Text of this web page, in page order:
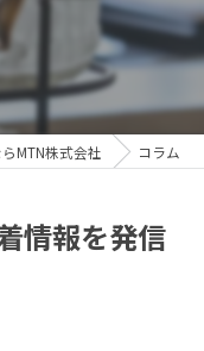
MTN株式会社 コラム
情報を発信